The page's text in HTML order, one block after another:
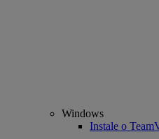
Windows
Instale o